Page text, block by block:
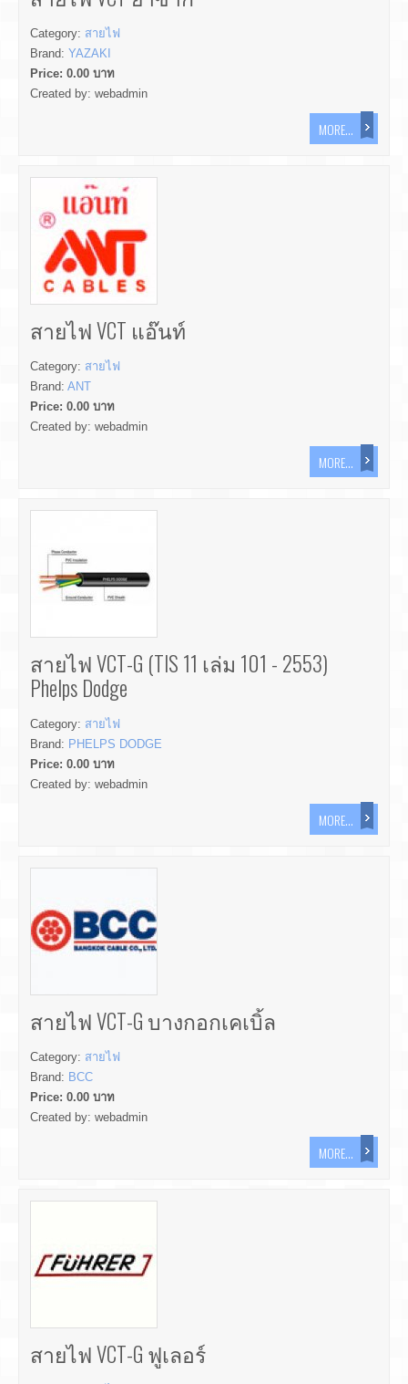
Category: สายไฟ
Brand: YAZAKI
Price: 0.00 บาท
Created by: webadmin
MORE...
สายไฟ VCT แอ๊นท์
Category: สายไฟ
Brand: ANT
Price: 0.00 บาท
Created by: webadmin
MORE...
สายไฟ VCT-G (TIS 11 เล่ม 101 - 2553)
Phelps Dodge
Category: สายไฟ
Brand: PHELPS DODGE
Price: 0.00 บาท
Created by: webadmin
MORE...
สายไฟ VCT-G บางกอกเคเบิ้ล
Category: สายไฟ
Brand: BCC
Price: 0.00 บาท
Created by: webadmin
MORE...
สายไฟ VCT-G ฟูเลอร์